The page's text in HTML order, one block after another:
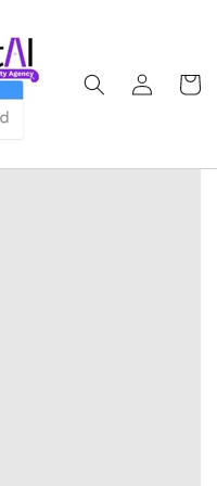
sesión
Carrito